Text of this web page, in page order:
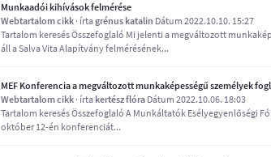
Munkaadói kihívások felmérése
Webtartalom cikk · írtagrénus katalin Dátum 2022.10.10. 15:27
Tartalom keresés Összefoglaló Mi jelenti a megváltozott
áll a Salva Vita Alapítvány felmérésének...
MEF Konferencia a megváltozott munkaképességű személyek
Webtartalom cikk · írta kertész flóra Dátum 2022.10.06. 18:03
Tartalom keresés Összefoglaló A Munkáltatók Esélyegyenlőségi
október 12-én konferenciát...